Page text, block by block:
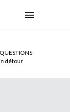
QUESTIONS
un détour
: